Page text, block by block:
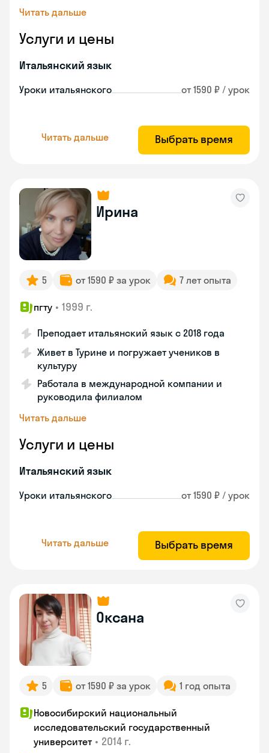
Читать дальше
Услуги и цены
Итальянский язык
Уроки итальянского от 1590 ₽ / урок
Читать дальше Выбрать время
Ирина
5 от 1590 ₽ за урок 7 лет опыта
пгту • 1999 г.
Преподает итальянский язык с 2018 года
Живет в Турине и погружает учеников в
культуру
Работала в международной компании и
руководила филиалом
Читать дальше
Услуги и цены
Итальянский язык
Уроки итальянского от 1590 ₽ / урок
Читать дальше Выбрать время
Оксана
5 от 1590 ₽ за урок 1 год опыта
Новосибирский национальный
исследовательский государственный
университет • 2014 г.